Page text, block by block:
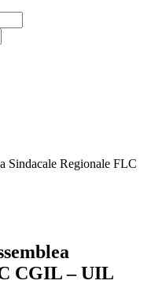
Sindacale Regionale FLC
CGIL – UIL